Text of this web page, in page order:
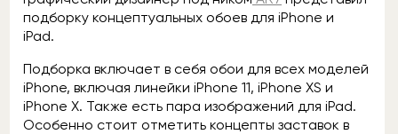
подборку концептуальных обоев для iPhone и
iPad.
Подборка включает в себя обои для всех моделей
iPhone, включая линейки iPhone 11, iPhone XS и
iPhone X. Также есть пара изображений для iPad.
Особенно стоит отметить концепты заставок в